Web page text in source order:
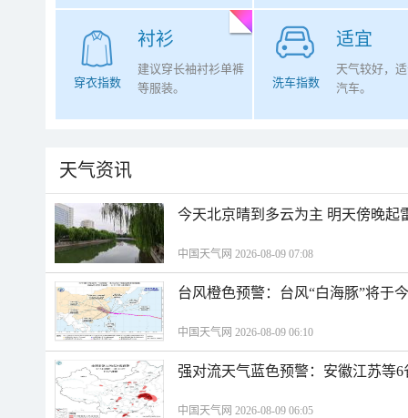
衬衫
穿衣指数
建议穿长袖衬衫单裤
等服装。
适宜
洗车指数
天气较好，
汽车。
天气资讯
今天北京晴到多云为主 明天傍晚起
中国天气网 2026-08-09 07:08
台风橙色预警：台风“白海豚”将于
中国天气网 2026-08-09 06:10
强对流天气蓝色预警：安徽江苏等
中国天气网 2026-08-09 06:05